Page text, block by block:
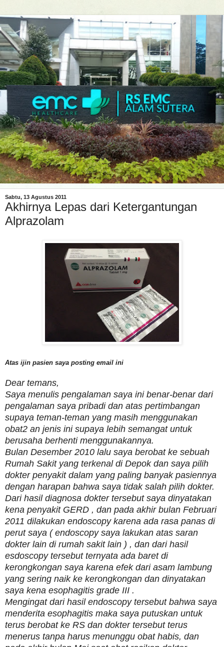
Sabtu, 13 Agustus 2011
Akhirnya Lepas dari Ketergantungan
Alprazolam
Atas ijin pasien saya posting email ini
Dear temans,
Saya menulis pengalaman saya ini benar-benar dari
pengalaman saya pribadi dan atas pertimbangan
supaya teman-teman yang masih menggunakan
obat2 an jenis ini supaya lebih semangat untuk
berusaha berhenti menggunakannya.
Bulan Desember 2010 lalu saya berobat ke sebuah
Rumah Sakit yang terkenal di Depok dan saya pilih
dokter penyakit dalam yang paling banyak pasiennya
dengan harapan bahwa saya tidak salah pilih dokter.
Dari hasil diagnosa dokter tersebut saya dinyatakan
kena penyakit GERD , dan pada akhir bulan Februari
2011 dilakukan endoscopy karena ada rasa panas di
perut saya ( endoscopy saya lakukan atas saran
dokter lain di rumah sakit lain ) , dan dari hasil
esdoscopy tersebut ternyata ada baret di
kerongkongan saya karena efek dari asam lambung
yang sering naik ke kerongkongan dan dinyatakan
saya kena esophagitis grade III .
Mengingat dari hasil endoscopy tersebut bahwa saya
menderita esophagitis maka saya putuskan untuk
terus berobat ke RS dan dokter tersebut terus
menerus tanpa harus menunggu obat habis, dan